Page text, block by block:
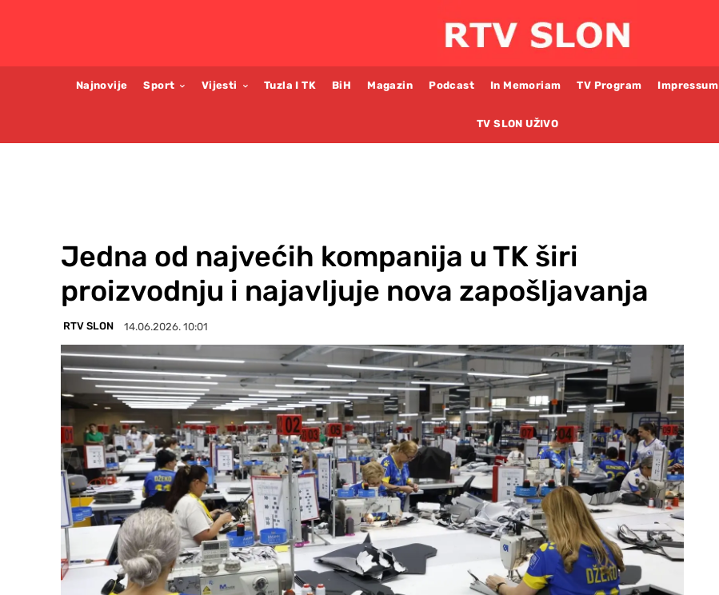
Najnovije Sport Vijesti Tuzla I TK BiH Magazin Podcast In Memoriam TV Program Impressum
TV SLON UŽIVO
Jedna od najvećih kompanija u TK širi
proizvodnju i najavljuje nova zapošljavanja
RTV SLON 14.06.2026. 10:01